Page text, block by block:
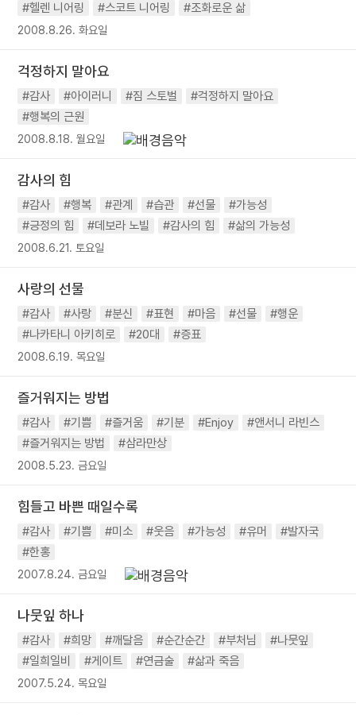
#헬렌 니어링
#스코트 니어링 #조화로운 삶
2008.8.26. 화요일
걱정하지 말아요
#감사 #아이러니 #짐 스토벌
#걱정하지 말아요
#행복의 근원
2008.8.18. 월요일
감사의 힘
#감사 #행복 #관계 #습관 #선물
#가능성
#긍정의 힘
#데보라 노빌 #감사의 힘 #삶의 가능성
2008.6.21. 토요일
사랑의 선물
#감사 #사랑 #분신 #표현 #마음 #선물
#행운
#나카타니 아키히로
#20대 #증표
2008.6.19. 목요일
즐거워지는 방법
#감사 #기쁨 #즐거움 #기분 #Enjoy
#앤서니 라빈스
#즐거워지는 방법
#삼라만상
2008.5.23. 금요일
힘들고 바쁜 때일수록
#감사 #기쁨 #미소 #웃음 #가능성 #유머
#발자국
#한홍
2007.8.24. 금요일
나뭇잎 하나
#감사 #희망 #깨달음 #순간순간 #부처님
#나뭇잎
#일희일비
#게이트 #연금술 #삶과 죽음
2007.5.24. 목요일